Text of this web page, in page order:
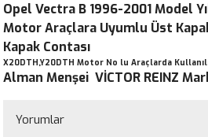
Opel Vectra B 1996-2001 Model
Motor Araçlara Uyumlu Üst
Kapak Contası
X20DTH,Y20DTH Motor No lu Araçlarda
Alman Menşei VİCTOR REINZ
Yorumlar